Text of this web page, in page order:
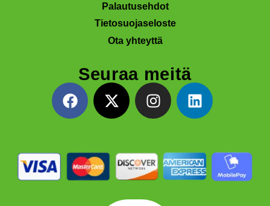
Palautusehdot
Tietosuojaseloste
Ota yhteyttä
Seuraa meitä